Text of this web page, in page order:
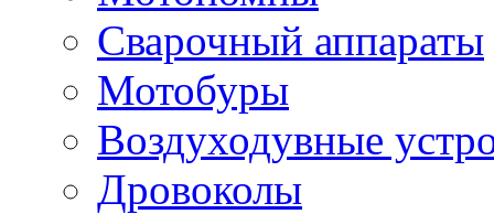
Сварочный аппараты
Мотобуры
Воздуходувные
Дровоколы